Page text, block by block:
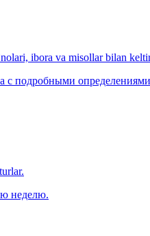
ibora va misollar bilan
с подробными
неделю.